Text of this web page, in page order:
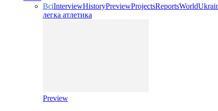
ВсіInterviewHistoryPreviewProjectsReportsWorld
легка атлетика
Preview